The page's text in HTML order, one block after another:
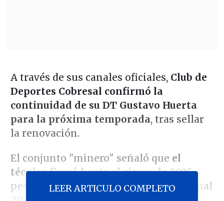
A través de sus canales oficiales, Club de
Deportes Cobresal confirmó la
continuidad de su DT Gustavo Huerta
para la próxima temporada, tras sellar
la renovación.
El conjunto "minero" señaló que el
técnico firmó hasta el cierre de 2025,
pese al turbulento Campeonato Nacional
LEER ARTICULO COMPLETO